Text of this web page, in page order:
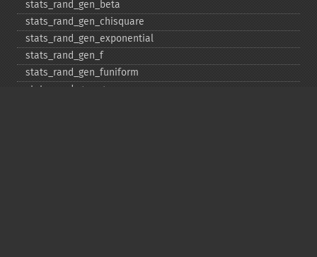
stats_​rand_​gen_​beta
stats_​rand_​gen_​chisquare
stats_​rand_​gen_​exponential
stats_​rand_​gen_​f
stats_​rand_​gen_​funiform
stats_​rand_​gen_​gamma